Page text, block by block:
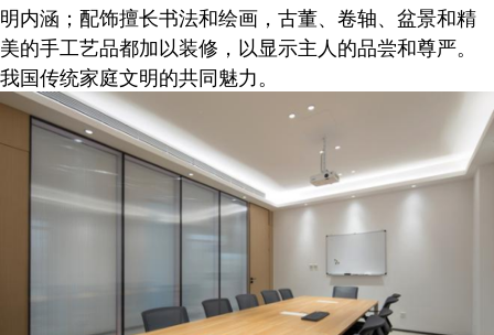
明内涵；配饰擅长书法和绘画，古董、卷轴、盆景和精
美的手工艺品都加以装修，以显示主人的品尝和尊严。
我国传统家庭文明的共同魅力。